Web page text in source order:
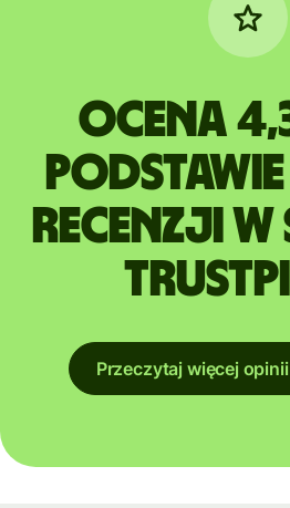
Ocena
podstawie
recenzji w
Przeczytaj więcej